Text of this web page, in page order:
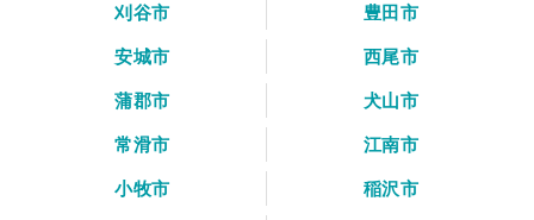
刈谷市
豊田市
安城市
西尾市
蒲郡市
犬山市
常滑市
江南市
小牧市
稲沢市